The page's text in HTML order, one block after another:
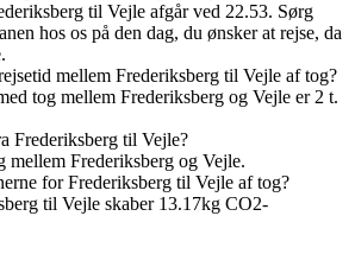
til Vejle afgår ved 22.53. Sørg
hos os på den dag, du ønsker at rejse, da
mellem Frederiksberg til Vejle af tog?
tog mellem Frederiksberg og Vejle er 2 t.
Frederiksberg til Vejle?
mellem Frederiksberg og Vejle.
for Frederiksberg til Vejle af tog?
til Vejle skaber 13.17kg CO2-